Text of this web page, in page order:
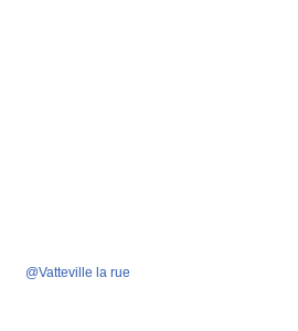
@Vatteville la rue